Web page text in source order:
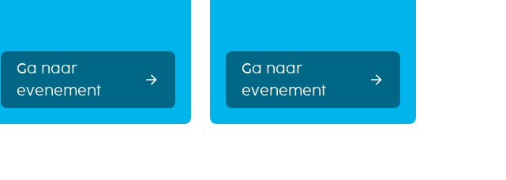
Ga naar
evenement
Ga naar
evenement